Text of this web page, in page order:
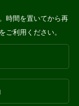
時間を置いてから再
ご利用ください。